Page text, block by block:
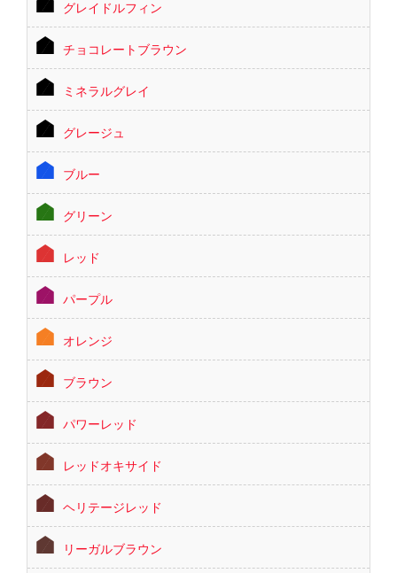
グレイドルフィン
チョコレートブラウン
ミネラルグレイ
グレージュ
ブルー
グリーン
レッド
パープル
オレンジ
ブラウン
パワーレッド
レッドオキサイド
ヘリテージレッド
リーガルブラウン